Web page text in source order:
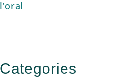
l’oral
Categories